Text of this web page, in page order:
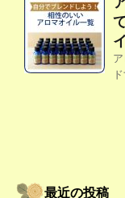
最近の投稿